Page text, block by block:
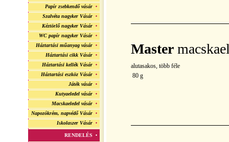
Papír zsebkendő vásár
Szalvéta nagyker Vásár
Kéztörlő nagyker Vásár
WC papír nagyker Vásár
Háztartási műanyag vásár
Háztartási cikk Vásár
Háztartási kellék Vásár
Háztartási eszköz Vásár
Játék vásár
Kutyaeledel vásár
Macskaeledel vásár
Napozókrém, napvédő Vásár
Iskolaszer Vásár
RENDELÉS
Master
alutasakos, több féle
80 g